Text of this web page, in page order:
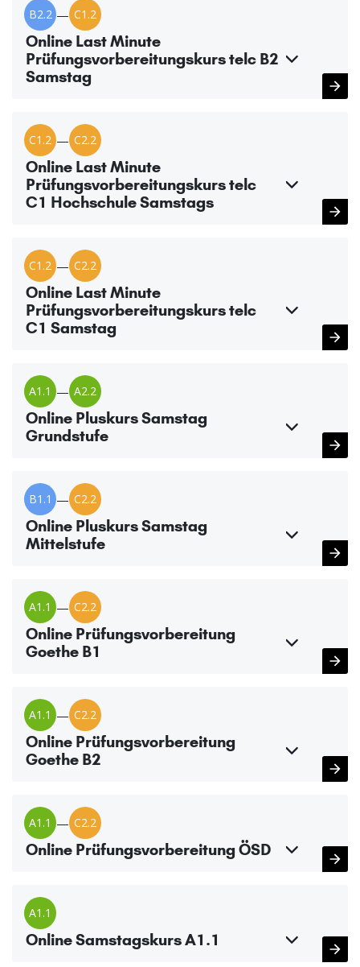
B2.2 — C1.2
Online Last Minute
Prüfungsvorbereitungskurs telc B2
Samstag
C1.2 — C2.2
Online Last Minute
Prüfungsvorbereitungskurs telc
C1 Hochschule Samstags
C1.2 — C2.2
Online Last Minute
Prüfungsvorbereitungskurs telc
C1 Samstag
A1.1 — A2.2
Online Pluskurs Samstag
Grundstufe
B1.1 — C2.2
Online Pluskurs Samstag
Mittelstufe
A1.1 — C2.2
Online Prüfungsvorbereitung
Goethe B1
A1.1 — C2.2
Online Prüfungsvorbereitung
Goethe B2
A1.1 — C2.2
Online Prüfungsvorbereitung ÖSD
A1.1
Online Samstagskurs A1.1